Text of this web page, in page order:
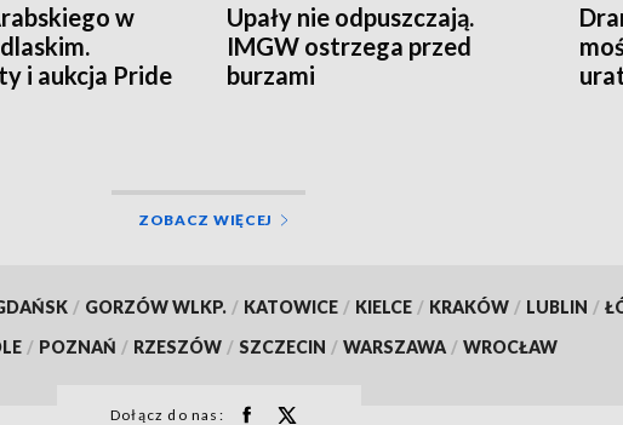
w
i aukcja Pride
Upały nie odpuszczają.
IMGW ostrzega przed
burzami
ZOBACZ WIĘCEJ
/ GORZÓW WLKP. / KATOWICE / KIELCE / KRAKÓW / LUBLIN /
/ POZNAŃ / RZESZÓW / SZCZECIN / WARSZAWA / WROCŁAW
Dołącz do nas: